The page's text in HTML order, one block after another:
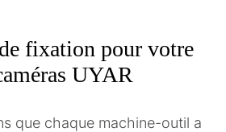
fixation pour votre
UYAR
que chaque machine-outil a